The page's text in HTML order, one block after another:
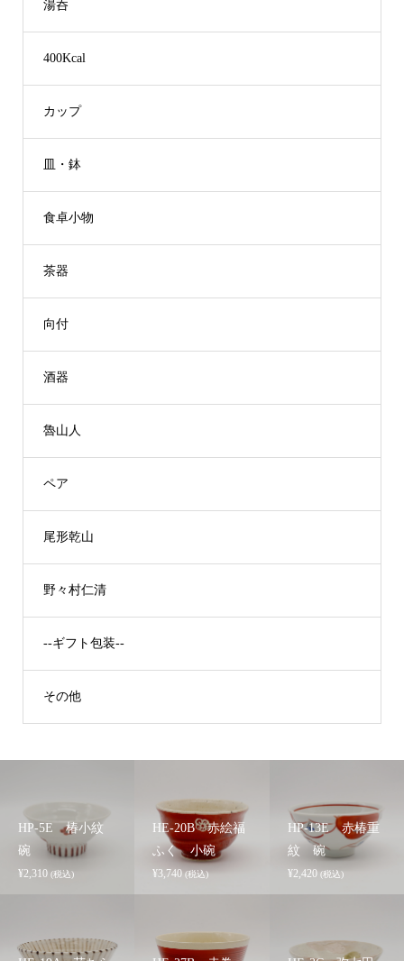
湯呑
400Kcal
カップ
皿・鉢
食卓小物
茶器
向付
酒器
魯山人
ペア
尾形乾山
野々村仁清
--ギフト包装--
その他
HP-5E 椿小紋
碗
¥2,310 (税込)
HE-20B 赤絵福
ふく 小碗
¥3,740 (税込)
HP-13E 赤椿重
紋 碗
¥2,420 (税込)